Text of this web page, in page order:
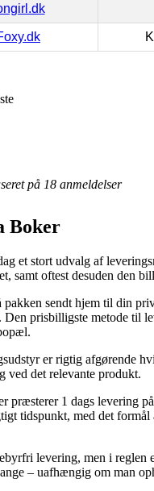
på 18 anmeldelser
Boker
et stort udvalg af
samt oftest desuden den
sendt hjem til din
Den prisbilligste metode til
er rigtig afgørende
ved det relevante produkt.
præsterer 1 dags levering
tidspunkt, med det
levering, men i reglen
– uafhængig om man